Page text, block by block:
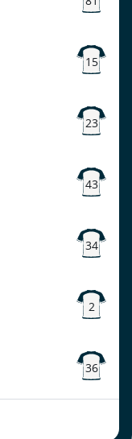
15
23
43
34
2
36